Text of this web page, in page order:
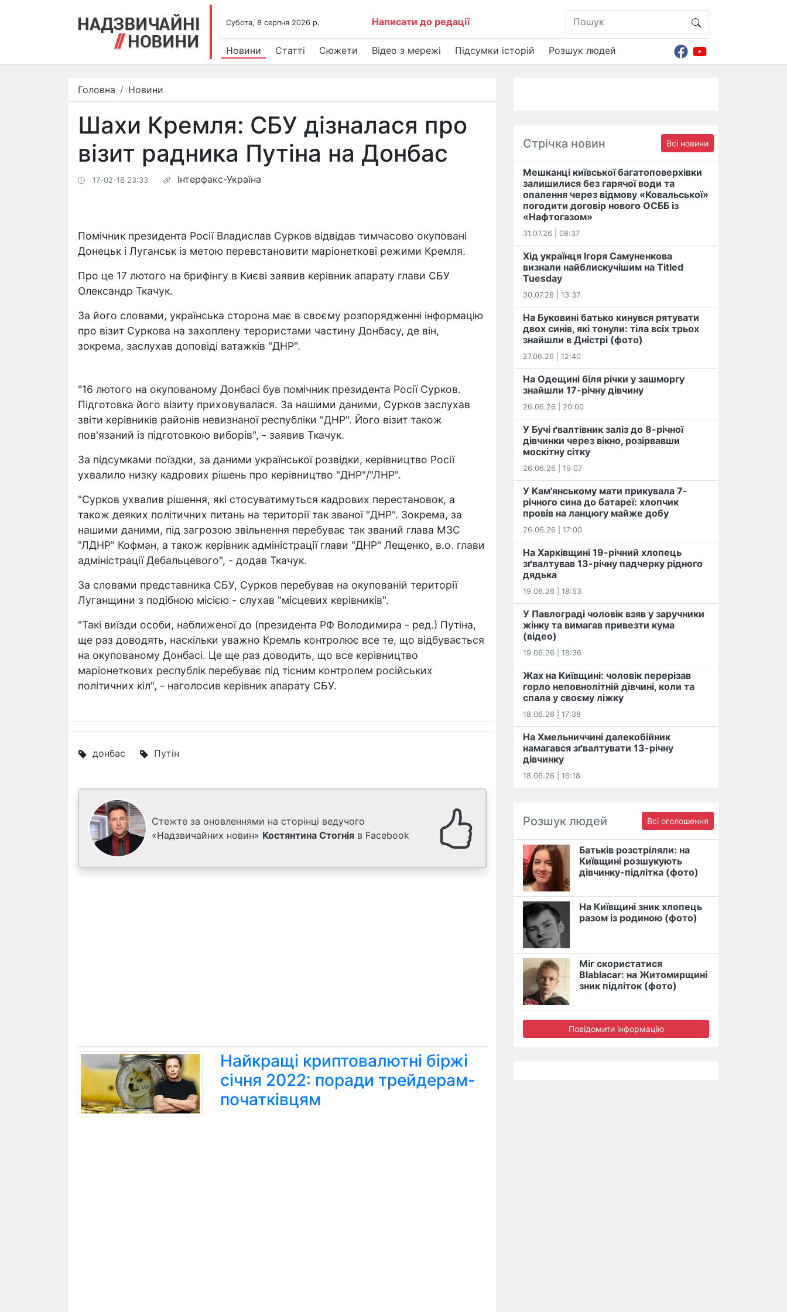
Субота, 8 серпня 2026 р. Написати до редації
Новини Статті Сюжети Відео з мережі Підсумки історій Розшук людей
Головна Новини
Шахи Кремля: СБУ дізналася про
візит радника Путіна на Донбас
17-02-16 23:33 Інтерфакс-Україна
Помічник президента Росії Владислав Сурков відвідав тимчасово окуповані
Донецьк і Луганськ із метою перевстановити маріонеткові режими Кремля.
Про це 17 лютого на брифінгу в Києві заявив керівник апарату глави СБУ
Олександр Ткачук.
За його словами, українська сторона має в своєму розпорядженні інформацію
про візит Суркова на захоплену терористами частину Донбасу, де він,
зокрема, заслухав доповіді ватажків "ДНР".
"16 лютого на окупованому Донбасі був помічник президента Росії Сурков.
Підготовка його візиту приховувалася. За нашими даними, Сурков заслухав
звіти керівників районів невизнаної республіки "ДНР". Його візит також
пов'язаний із підготовкою виборів", - заявив Ткачук.
За підсумками поїздки, за даними української розвідки, керівництво Росії
ухвалило низку кадрових рішень про керівництво "ДНР"/"ЛНР".
"Сурков ухвалив рішення, які стосуватимуться кадрових перестановок, а
також деяких політичних питань на території так званої "ДНР". Зокрема, за
нашими даними, під загрозою звільнення перебуває так званий глава МЗС
"ЛДНР" Кофман, а також керівник адміністрації глави "ДНР" Лещенко, в.о. глави
адміністрації Дебальцевого", - додав Ткачук.
За словами представника СБУ, Сурков перебував на окупованій території
Луганщини з подібною місією - слухав "місцевих керівників".
"Такі виїзди особи, наближеної до (президента РФ Володимира - ред.) Путіна,
ще раз доводять, наскільки уважно Кремль контролює все те, що відбувається
на окупованому Донбасі. Це ще раз доводить, що все керівництво
маріонеткових республік перебуває під тісним контролем російських
політичних кіл", - наголосив керівник апарату СБУ.
донбас Путін
Стежте за оновленнями на сторінці ведучого
«Надзвичайних новин» Костянтина Стогнія в Facebook
Найкращі криптовалютні біржі
січня 2022: поради трейдерам-
початківцям
Стрічка новин Всі новини
Мешканці київської багатоповерхівки
залишилися без гарячої води та
опалення через відмову «Ковальської»
погодити договір нового ОСББ із
«Нафтогазом»
31.07.26 | 08:37
Хід українця Ігоря Самуненкова
визнали найблискучішим на Titled
Tuesday
30.07.26 | 13:37
На Буковині батько кинувся рятувати
двох синів, які тонули: тіла всіх трьох
знайшли в Дністрі (фото)
27.06.26 | 12:40
На Одещині біля річки у зашморгу
знайшли 17-річну дівчину
26.06.26 | 20:00
У Бучі ґвалтівник заліз до 8-річної
дівчинки через вікно, розірвавши
москітну сітку
26.06.26 | 19:07
У Кам'янському мати прикувала 7-
річного сина до батареї: хлопчик
провів на ланцюгу майже добу
26.06.26 | 17:00
На Харківщині 19-річний хлопець​
️зґвалтував 13-річну падчерку рідного
дядька
19.06.26 | 18:53
У Павлограді чоловік взяв у заручники
жінку та вимагав привезти кума
(відео)
19.06.26 | 18:36
Жах на Київщині: чоловік перерізав
горло неповнолітній дівчині, коли та
спала у своєму ліжку
18.06.26 | 17:38
На Хмельниччині далекобійник
намагався зґвалтувати 13-річну
дівчинку
18.06.26 | 16:18
Розшук людей Всі оголошення
Батьків розстріляли: на
Київщині розшукують
дівчинку-підлітка (фото)
На Київщині зник хлопець
разом із родиною (фото)
Міг скористатися
Blablacar: на Житомирщині
зник підліток (фото)
Повідомити інформацію